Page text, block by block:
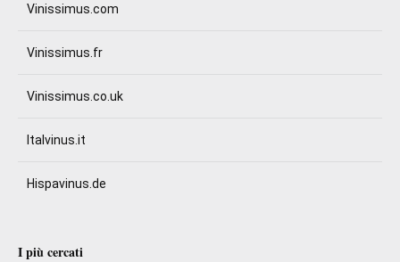
Vinissimus.com
Vinissimus.fr
Vinissimus.co.uk
Italvinus.it
Hispavinus.de
I più cercati